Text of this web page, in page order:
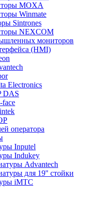
MOXA
Winmate
Sintrones
NEXCOM
мониторов
(HMI)
Electronics
DAS
face
оператора
Inputel
Indukey
Advantech
для 19'' стойки
iMTC